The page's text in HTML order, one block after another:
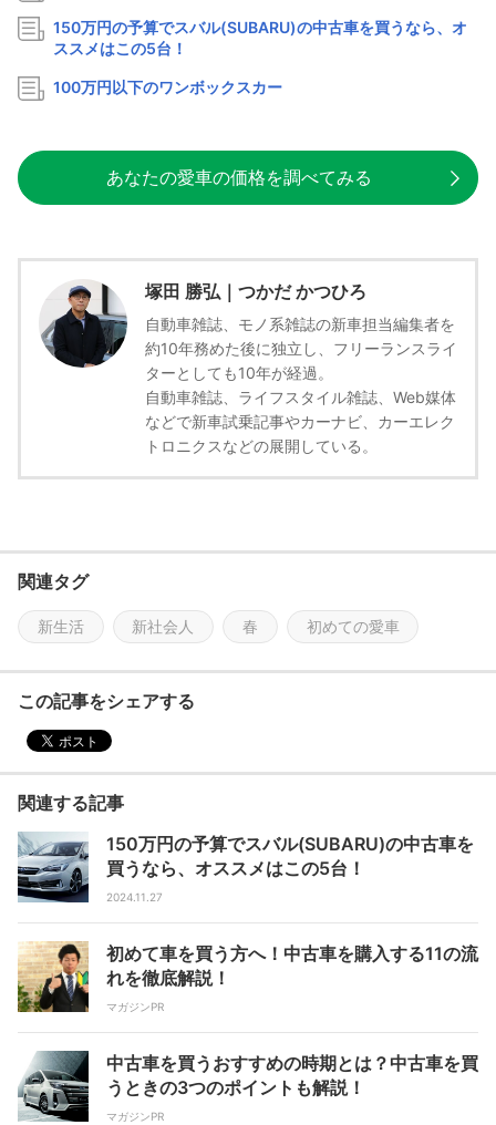
150万円の予算でスバル(SUBARU)の中古車を買うなら、オ
ススメはこの5台！
100万円以下のワンボックスカー
あなたの愛車の価格を調べてみる
塚田 勝弘｜つかだ かつひろ
自動車雑誌、モノ系雑誌の新車担当編集者を
約10年務めた後に独立し、フリーランスライ
ターとしても10年が経過。
自動車雑誌、ライフスタイル雑誌、Web媒体
などで新車試乗記事やカーナビ、カーエレク
トロニクスなどの展開している。
関連タグ
新生活 新社会人 春 初めての愛車
この記事をシェアする
関連する記事
150万円の予算でスバル(SUBARU)の中古車を
買うなら、オススメはこの5台！
2024.11.27
初めて車を買う方へ！中古車を購入する11の流
れを徹底解説！
マガジンPR
中古車を買うおすすめの時期とは？中古車を買
うときの3つのポイントも解説！
マガジンPR